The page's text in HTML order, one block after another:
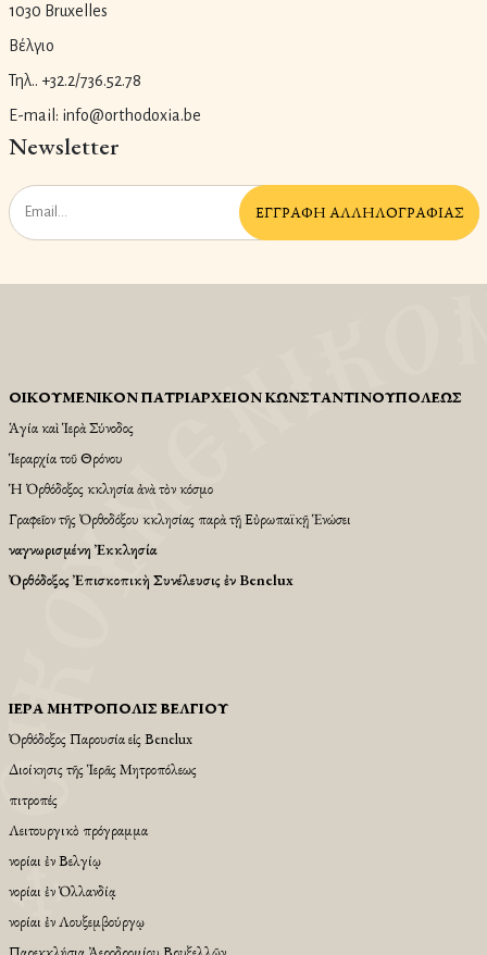
1030 Bruxelles
Βέλγιο
Τηλ.. +32.2/736.52.78
E-mail: info@orthodoxia.be
Newsletter
ἘΓΓΡΑΦῊ ἈΛΛΗΛΟΓΡΑΦΊΑΣ
ΟἸΚΟΥΜΕΝΙΚῸΝ ΠΑΤΡΙΑΡΧΕΙ͂ΟΝ ΚΩΝΣΤΑΝΤΙΝΟΥΠΌΛΕΩΣ
Ἁγία καὶ Ἱερὰ Σύνοδος
Ἱεραρχία τοῦ Θρόνου
Ἡ Ὀρθόδοξος Ἐκκλησία ἀνὰ τὸν κόσμο
Γραφεῖον τῆς Ὀρθοδόξου Ἐκκλησίας παρὰ τῇ Εὐρωπαϊκῇ Ἑνώσει
Ἀναγνωρισμένη Ἐκκλησία
Ὀρθόδοξος Ἐπισκοπικὴ Συνέλευσις ἐν Benelux
ἹΕΡΆ ΜΗΤΡΌΠΟΛΙΣ ΒΕΛΓΊΟΥ
Ὀρθόδοξος Παρουσία εἱς Βenelux
Διοίκησις τῆς Ἱερᾶς Μητροπόλεως
Ἐπιτροπές
Λειτουργικὸ πρόγραμμα
Ἐνορίαι ἐν Βελγίῳ
Ἐνορίαι ἐν Ὁλλανδίᾳ
Ἐνορίαι ἐν Λουξεμβούργῳ